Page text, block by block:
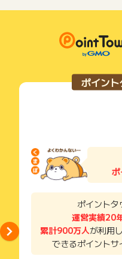
- 株式会社ベルテックスの
【ポイント獲得対象外条件】
- 同業（不動産投資会社勤
- お申込み時の情報に虚偽
- 不動産投資に興味がない
【お問い合わせ必要情報】
・申込日時
・メールアドレス
・申込番号の共有
※ポイントに関するお問い合
までお問い合わせください
い物を複数回ご利用された
て一度でも同サービス・お
ご利用前には、Cookieの削
サービス・お買い物利用時
法がある場合、必ずサイト
了などのメールは、ポイン
獲得待ち・獲得失敗の状態
メールを送っていただく場
そのため、紛失・破棄され
ご注意ください。
(※) SafariやChromeなど
条件を達成しているかどう
っているため、広告主はポ
そのため、ポイントタウン
広告主様に直接行わないよ
あなたにとっての資産運用
まずは資料請求から！
ポイン
ポイントタ
運営実績20
累計900万人が利用
できるポイントサ